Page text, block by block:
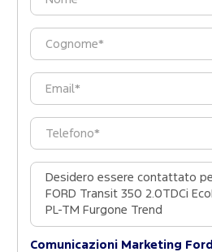
Comunicazioni Marketing Ford